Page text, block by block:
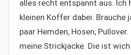
alles recht entspannt aus. Ich
kleinen Koffer dabei. Brauche
paar Hemden, Hosen,
meine Strickjacke. Die ist